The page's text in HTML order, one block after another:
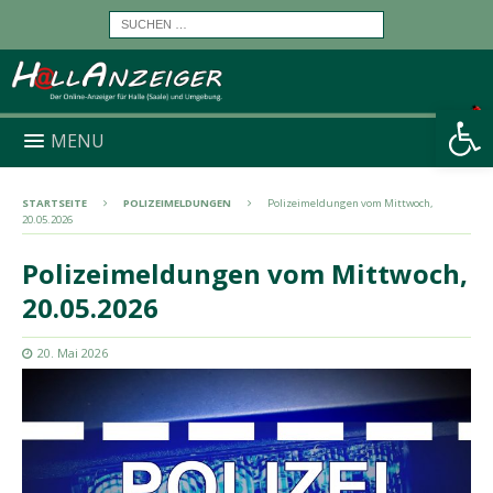
Werkzeugleiste öffnen
MENU
STARTSEITE POLIZEIMELDUNGEN
Polizeimeldungen vom Mittwoch,
20.05.2026
Polizeimeldungen vom Mittwoch,
20.05.2026
20. Mai 2026